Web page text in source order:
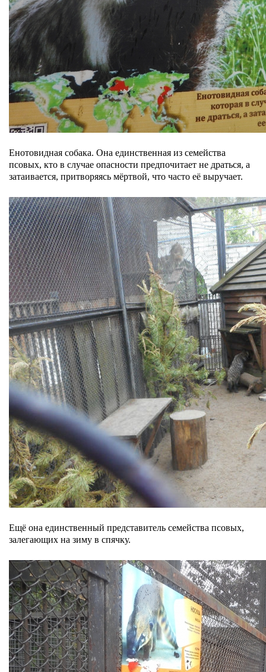
Енотовидная собака. Она единственная из семейства
псовых, кто в случае опасности предпочитает не драться, а
затаивается, притворяясь мёртвой, что часто её выручает.
Ещё она единственный представитель семейства псовых,
залегающих на зиму в спячку.